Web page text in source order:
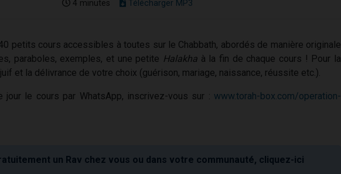
4 minutes Télécharger MP3
petits cours accessibles à toutes sur le Chabbath, abordés de manière originale
paraboles, exemples, et une petite Halakha à la fin de chaque cours ! Pour la
et la délivrance de votre choix (guérison, mariage, naissance, réussite etc.).
jour le cours par WhatsApp, inscrivez-vous sur : www.torah-box.com/operation-
un Rav chez vous ou dans votre communauté, cliquez-ici